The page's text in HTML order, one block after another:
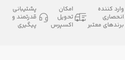
وارد کننده
انحصاری
برندهای معتبر
امکان
تحویل
اکسپرس
پشتیبانی
قدرتمند و
پیگیری